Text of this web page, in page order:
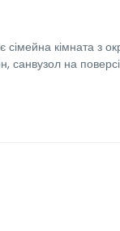
сімейна кімната з
санвузол на